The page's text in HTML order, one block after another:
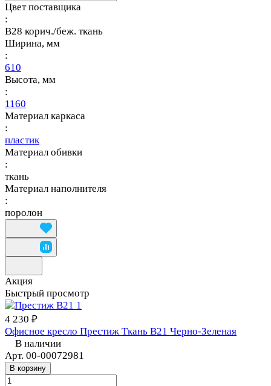
Цвет поставщика
:
В28 корич./беж. ткань
Ширина, мм
:
610
Высота, мм
:
1160
Материал каркаса
:
пластик
Материал обивки
:
ткань
Материал наполнителя
:
поролон
Акция
Быстрый просмотр
4 230 ₽
Офисное кресло Престиж Ткань В21 Черно-Зеленая
В наличии
Арт. 00-00072981
В корзину